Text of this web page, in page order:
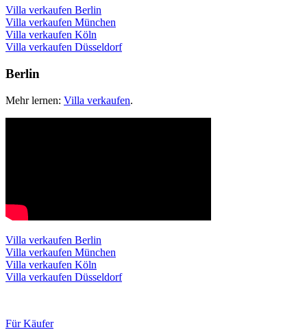
Villa verkaufen Berlin
Villa verkaufen München
Villa verkaufen Köln
Villa verkaufen Düsseldorf
Berlin
Mehr lernen: Villa verkaufen.
Villa verkaufen Berlin
Villa verkaufen München
Villa verkaufen Köln
Villa verkaufen Düsseldorf
Für Käufer